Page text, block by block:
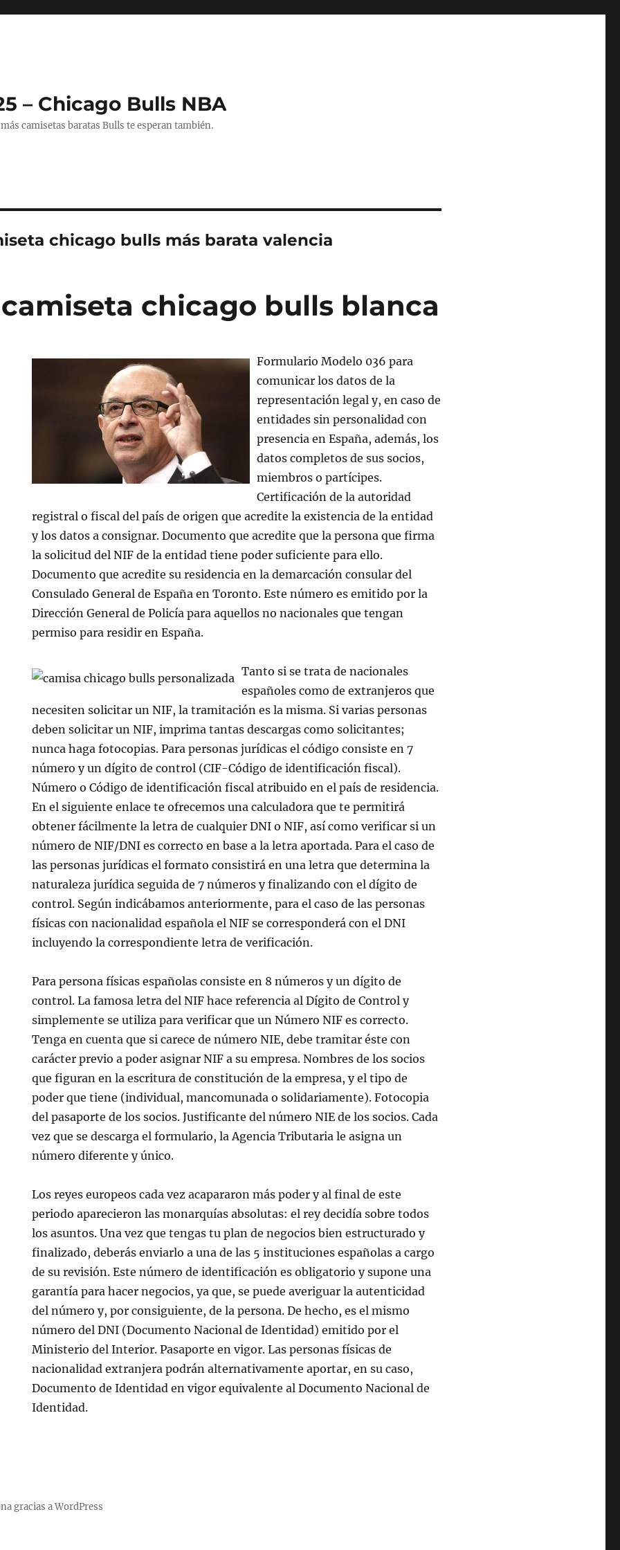
– Chicago Bulls NBA
camisetas baratas Bulls te esperan también.
chicago bulls más barata valencia
chicago bulls blanca
Formulario Modelo 036 para
comunicar los datos de la
representación legal y, en caso de
entidades sin personalidad con
presencia en España, además, los
datos completos de sus socios,
miembros o partícipes.
Certificación de la autoridad
registral o fiscal del país de origen que acredite la existencia de la entidad
y los datos a consignar. Documento que acredite que la persona que firma
la solicitud del NIF de la entidad tiene poder suficiente para ello.
Documento que acredite su residencia en la demarcación consular del
Consulado General de España en Toronto. Este número es emitido por la
Dirección General de Policía para aquellos no nacionales que tengan
permiso para residir en España.
Tanto si se trata de nacionales
españoles como de extranjeros que
necesiten solicitar un NIF, la tramitación es la misma. Si varias personas
deben solicitar un NIF, imprima tantas descargas como solicitantes;
nunca haga fotocopias. Para personas jurídicas el código consiste en 7
número y un dígito de control (CIF-Código de identificación fiscal).
Número o Código de identificación fiscal atribuido en el país de residencia.
En el siguiente enlace te ofrecemos una calculadora que te permitirá
obtener fácilmente la letra de cualquier DNI o NIF, así como verificar si un
número de NIF/DNI es correcto en base a la letra aportada. Para el caso de
las personas jurídicas el formato consistirá en una letra que determina la
naturaleza jurídica seguida de 7 números y finalizando con el dígito de
control. Según indicábamos anteriormente, para el caso de las personas
físicas con nacionalidad española el NIF se corresponderá con el DNI
incluyendo la correspondiente letra de verificación.
Para persona físicas españolas consiste en 8 números y un dígito de
control. La famosa letra del NIF hace referencia al Dígito de Control y
simplemente se utiliza para verificar que un Número NIF es correcto.
Tenga en cuenta que si carece de número NIE, debe tramitar éste con
carácter previo a poder asignar NIF a su empresa. Nombres de los socios
que figuran en la escritura de constitución de la empresa, y el tipo de
poder que tiene (individual, mancomunada o solidariamente). Fotocopia
del pasaporte de los socios. Justificante del número NIE de los socios. Cada
vez que se descarga el formulario, la Agencia Tributaria le asigna un
número diferente y único.
Los reyes europeos cada vez acapararon más poder y al final de este
periodo aparecieron las monarquías absolutas: el rey decidía sobre todos
los asuntos. Una vez que tengas tu plan de negocios bien estructurado y
finalizado, deberás enviarlo a una de las 5 instituciones españolas a cargo
de su revisión. Este número de identificación es obligatorio y supone una
garantía para hacer negocios, ya que, se puede averiguar la autenticidad
del número y, por consiguiente, de la persona. De hecho, es el mismo
número del DNI (Documento Nacional de Identidad) emitido por el
Ministerio del Interior. Pasaporte en vigor. Las personas físicas de
nacionalidad extranjera podrán alternativamente aportar, en su caso,
Documento de Identidad en vigor equivalente al Documento Nacional de
Identidad.
gracias a WordPress